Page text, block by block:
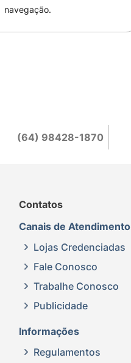
navegação.
(64) 98428-1870
Contatos
Canais de Atendimento
Lojas Credenciadas
Fale Conosco
Trabalhe Conosco
Publicidade
Informações
Regulamentos